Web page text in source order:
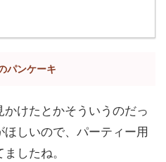
パンケーキ
けたとかそういうのだっ
しいので、パーティー用
したね。